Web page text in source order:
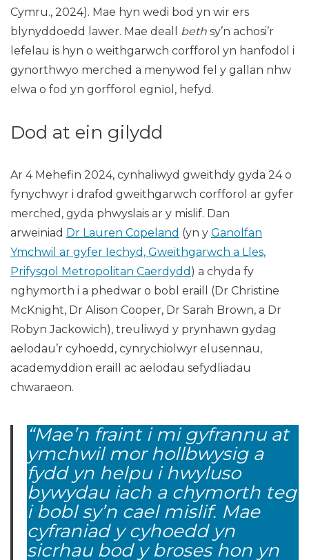
Cymru., 2024). Mae hyn wedi bod yn wir ers
blynyddoedd lawer. Mae deall beth sy’n achosi’r
lefelau is hyn o weithgarwch corfforol yn hanfodol i
gynorthwyo merched a menywod fel y gallan nhw
elwa o fod yn gorfforol egnïol, hefyd.
Dod at ein gilydd
Ar 4 Mehefin 2024, cynhaliwyd gweithdy gyda 24 o
fynychwyr i drafod gweithgarwch corfforol ar gyfer
merched, gyda phwyslais ar y mislif. Dan
arweiniad Dr Lauren Copeland (yn y Ganolfan
Ymchwil ar gyfer Iechyd, Gweithgarwch a Lles,
Prifysgol Metropolitan Caerdydd ) a chyda fy
nghymorth i a phedwar o bobl eraill (Dr Christine
McKnight, Dr Alison Cooper, Dr Sarah Brown, a Dr
Robyn Jackowich), treuliwyd y prynhawn gydag
aelodau’r cyhoedd, cynrychiolwyr elusennau,
academyddion eraill ac aelodau sefydliadau
chwaraeon.
“Mae’n fraint i mi gyfrannu at
ymchwil mor hollbwysig a
fydd yn helpu i hwyluso
bywydau iach a chymorth teg
i bobl sy’n cael mislif. Mae
cyfraniad y cyhoedd yn
sicrhau bod y broses hon yn